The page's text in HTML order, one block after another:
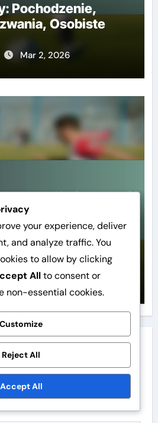
Pochodzenie,
Osobiste
Mar 2, 2026
Wczesne życie,
Życie osobiste
Mar 2, 2026
not be published.Required
your experience, deliver
and analyze traffic. You
to allow by clicking
Allto consent or
non-essential cookies.
Customize
Reject All
Accept All